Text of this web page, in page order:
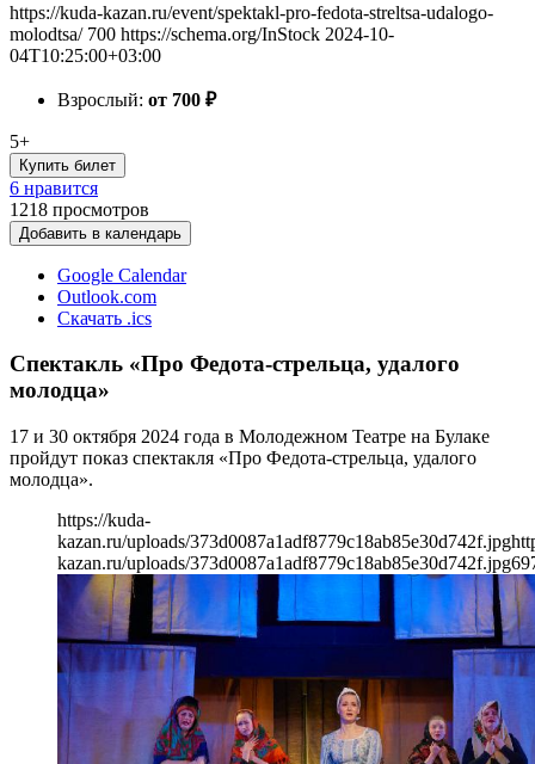
https://kuda-kazan.ru/event/spektakl-pro-fedota-streltsa-udalogo-
molodtsa/ 700 https://schema.org/InStock 2024-10-
04T10:25:00+03:00
Взрослый: от 700 ₽
5+
Купить билет
6 нравится
1218 просмотров
Добавить в календарь
Google Calendar
Outlook.com
Скачать .ics
Спектакль «Про Федота-стрельца, удалого
молодца»
17 и 30 октября 2024 года в Молодежном Театре на Булаке
пройдут показ спектакля «Про Федота-стрельца, удалого
молодца».
https://kuda-
kazan.ru/uploads/373d0087a1adf8779c18ab85e30d742f.jpg
kazan.ru/uploads/373d0087a1adf8779c18ab85e30d742f.jpg